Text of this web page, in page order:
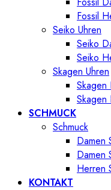
Fossil
Seiko Uhren
Seiko
Seiko
Skagen Uhren
Skagen
Skagen
SCHMUCK
Schmuck
Damen
Damen
Herren
KONTAKT